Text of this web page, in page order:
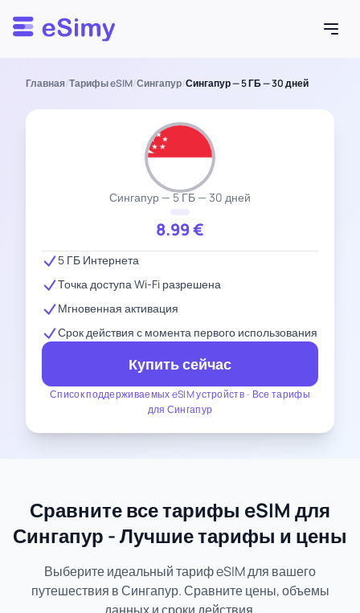
Esimy
Главная/Тарифы eSIM/Сингапур/Сингапур — 5 ГБ — 30 дней
Сингапур — 5 ГБ — 30 дней
8.99€
Список поддерживаемых eSIM устройств- Все тарифы
для Сингапур
5 ГБ Интернета
Точка доступа Wi-Fi разрешена
Мгновенная активация
Срок действия с момента первого использования
Купить сейчас
Сравните все тарифы eSIM для
Сингапур - Лучшие тарифы и цены
Выберите идеальный тариф eSIM для вашего
путешествия в Сингапур. Сравните цены, объемы